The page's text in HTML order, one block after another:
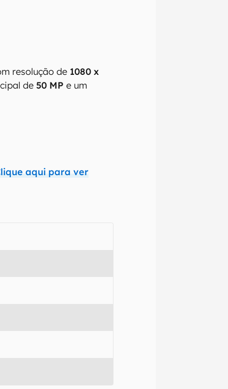
resolução de 1080 x
de 50 MP e um
aqui para ver